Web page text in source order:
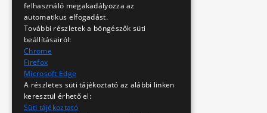
felhasználó megakadályozza az
automatikus elfogadást.
További részletek a böngészők süti
beállításairól:
Chrome
Firefox
Microsoft Edge
A részletes süti tájékoztató az alábbi linken
keresztül érhető el:
Süti tájékoztató